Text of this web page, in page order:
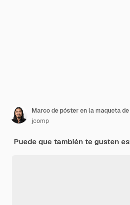
Marco de póster en la maqueta
jcomp
Puede que también te gusten